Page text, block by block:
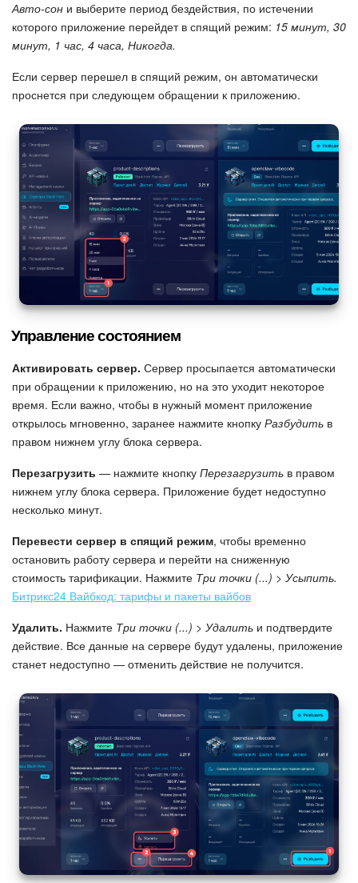
Авто-сон и выберите период бездействия, по истечении
которого приложение перейдет в спящий режим: 15 минут, 30
минут, 1 час, 4 часа, Никогда.
Если сервер перешел в спящий режим, он автоматически
проснется при следующем обращении к приложению.
Управление состоянием
Активировать сервер. Сервер просыпается автоматически
при обращении к приложению, но на это уходит некоторое
время. Если важно, чтобы в нужный момент приложение
открылось мгновенно, заранее нажмите кнопку Разбудить в
правом нижнем углу блока сервера.
Перезагрузить — нажмите кнопку Перезагрузить в правом
нижнем углу блока сервера. Приложение будет недоступно
несколько минут.
Перевести сервер в спящий режим, чтобы временно
остановить работу сервера и перейти на сниженную
стоимость тарификации. Нажмите Три точки (...) > Усыпить.
Битрикс24 Вайбкод: тарифы и пакеты вайбов
Удалить. Нажмите Три точки (...) > Удалить и подтвердите
действие. Все данные на сервере будут удалены, приложение
станет недоступно — отменить действие не получится.